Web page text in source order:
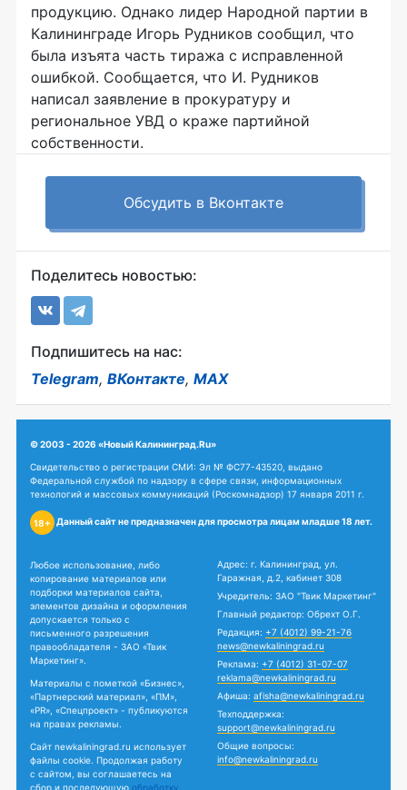
продукцию. Однако лидер Народной партии в
Калининграде Игорь Рудников сообщил, что
была изъята часть тиража с исправленной
ошибкой. Сообщается, что И. Рудников
написал заявление в прокуратуру и
региональное УВД о краже партийной
собственности.
Обсудить в Вконтакте
Поделитесь новостью:
Подпишитесь на нас:
Telegram, ВКонтакте, MAX
© 2003 - 2026 «Новый Калининград.Ru»
Свидетельство о регистрации СМИ: Эл № ФС77-43520, выдано
Федеральной службой по надзору в сфере связи, информационных
технологий и массовых коммуникаций (Роскомнадзор) 17 января 2011 г.
18+ Данный сайт не предназначен для просмотра лицам младше 18 лет.
Любое использование, либо
копирование материалов или
подборки материалов сайта,
элементов дизайна и оформления
допускается только с
письменного разрешения
правообладателя - ЗАО «Твик
Маркетинг».
Материалы с пометкой «Бизнес»,
«Партнерский материал», «ПМ»,
«PR», «Спецпроект» - публикуются
на правах рекламы.
Сайт newkaliningrad.ru использует
файлы cookie. Продолжая работу
с сайтом, вы соглашаетесь на
сбор и последующую обработку
Адрес: г. Калининград, ул.
Гаражная, д.2, кабинет 308
Учредитель: ЗАО "Твик Маркетинг"
Главный редактор: Обрехт О.Г.
Редакция: +7 (4012) 99-21-76
news@newkaliningrad.ru
Реклама: +7 (4012) 31-07-07
reklama@newkaliningrad.ru
Афиша: afisha@newkaliningrad.ru
Техподдержка:
support@newkaliningrad.ru
Общие вопросы:
info@newkaliningrad.ru